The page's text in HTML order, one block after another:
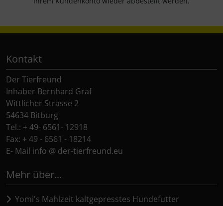
Kontakt
Der Tierfreund
Inhaber Bernhard Graf
Wittlicher Strasse 2
54634 Bitburg
Tel.: + 49- 6561- 12918
Fax: + 49 - 6561 - 18214
E- Mail info @ der-tierfreund.eu
Mehr über...
Yomi's Mahlzeit kaltgepresstes Hundefutter